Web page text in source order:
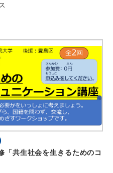
「共生社会を生きるためのコ